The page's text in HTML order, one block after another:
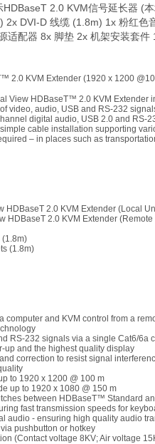
HDBaseT 2.0 KVM信号延长器 (
2x DVI-D 线缆 (1.8m) 1x 粉红
适配器 8x 脚垫 2x 机架安装套件
2.0 KVM Extender (1920 x 1200
View HDBaseT™ 2.0 KVM
video, audio, USB and RS-232
digital audio, USB 2.0 and RS-
cable installation supporting
– in places such as
HDBaseT 2.0 KVM Extender (Local
HDBaseT 2.0 KVM Extender (Remote
(1.8m)
(1.8m)
computer and KVM control from a
RS-232 signals via a single Cat6/6a
up and the highest quality display
correction to resist signal
to 1920 x 1200 @ 100 m
up to 1920 x 1080 @ 150 m
between HDBaseT™ Standard
fast transmission speeds for
audio - ensuring high quality audio
pushbutton or hotkey
(Contact voltage 8KV; Air voltage